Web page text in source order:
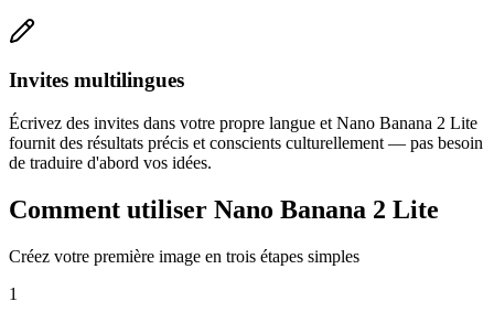
Invites multilingues
Écrivez des invites dans votre propre langue et Nano Banana 2 Lite
fournit des résultats précis et conscients culturellement — pas besoin
de traduire d'abord vos idées.
Comment utiliser Nano Banana 2 Lite
Créez votre première image en trois étapes simples
1